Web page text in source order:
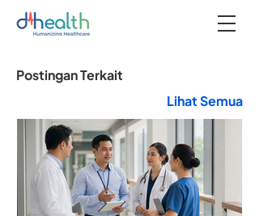
Postingan Terkait
Lihat Semua